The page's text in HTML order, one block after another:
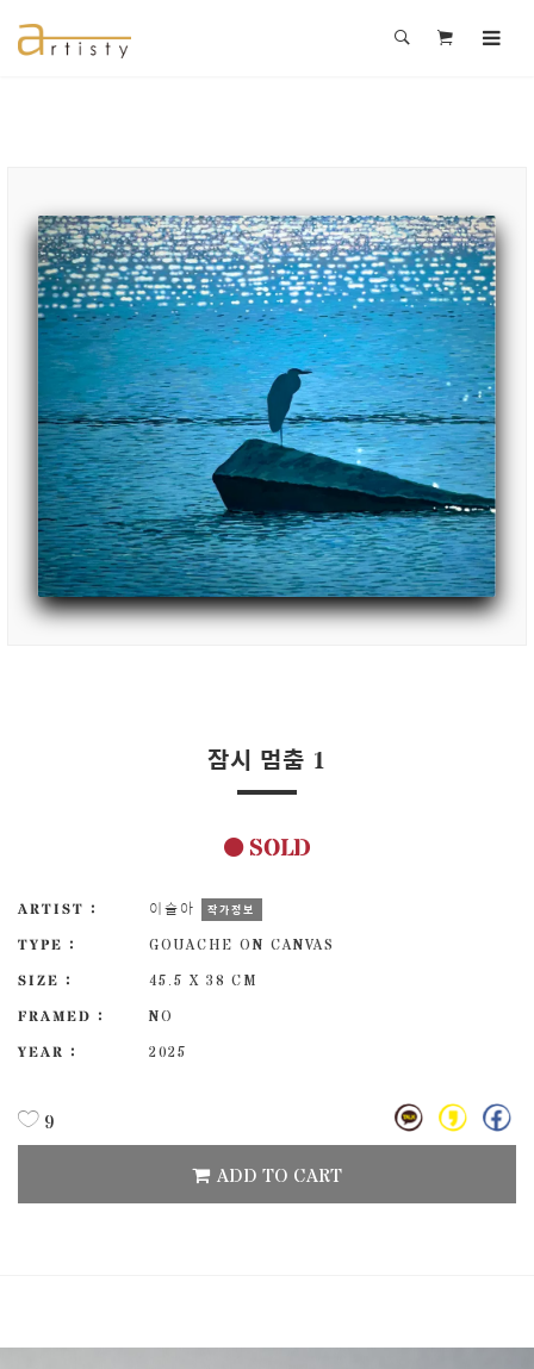
잠시 멈춤 1
SOLD
ARTIST : 이슬아 작가정보
TYPE :
GOUACHE ON CANVAS
SIZE :
45.5 X 38 CM
FRAMED :
NO
YEAR :
2025
9
ADD TO CART